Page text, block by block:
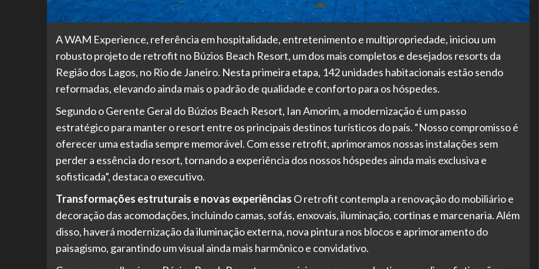
A WAM Experience, referência em hospitalidade, entretenimento e multipropriedade, iniciou um
robusto projeto de retrofit no Búzios Beach Resort, um dos mais completos e desejados resorts da
Região dos Lagos, no Rio de Janeiro. Nesta primeira etapa, 142 unidades habitacionais estão sendo
reformadas, elevando ainda mais o padrão de qualidade e conforto para os hóspedes.
Segundo o Gerente Geral do Búzios Beach Resort, Ian Amorim, a modernização é um passo
estratégico para manter o resort entre os principais destinos turísticos do país. “Nosso compromisso é
oferecer uma estadia sempre memorável. Com esse retrofit, aprimoramos nossas instalações sem
perder a essência do resort, tornando a experiência dos nossos hóspedes ainda mais exclusiva e
sofisticada”, destaca o executivo.
Transformações estruturais e novas experiências O retrofit contempla a renovação do mobiliário e
decoração das acomodações, incluindo camas, sofás, enxovais, iluminação, cortinas e marcenaria. Além
disso, haverá modernização da iluminação externa, nova pintura nos blocos e aprimoramento do
paisagismo, garantindo um visual ainda mais harmônico e convidativo.